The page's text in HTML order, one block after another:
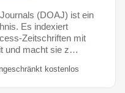
(DOAJ) ist ein
Es indexiert
Zeitschriften mit
und macht sie z…
kostenlos